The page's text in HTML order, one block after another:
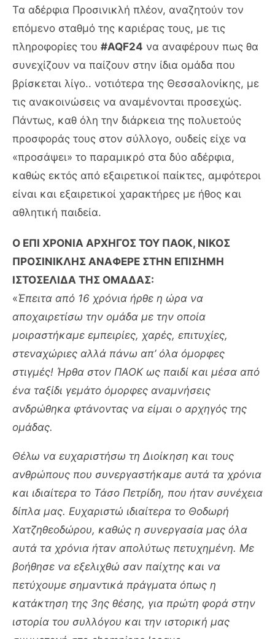
Τα αδέρφια Προσινικλή πλέον, αναζητούν τον
επόμενο σταθμό της καριέρας τους, με τις
πληροφορίες του #AQF24 να αναφέρουν πως θα
συνεχίζουν να παίζουν στην ίδια ομάδα που
βρίσκεται λίγο.. νοτιότερα της Θεσσαλονίκης, με
τις ανακοινώσεις να αναμένονται προσεχώς.
Πάντως, καθ όλη την διάρκεια της πολυετούς
προσφοράς τους στον σύλλογο, ουδείς είχε να
«προσάψει» το παραμικρό στα δύο αδέρφια,
καθώς εκτός από εξαιρετικοί παίκτες, αμφότεροι
είναι και εξαιρετικοί χαρακτήρες με ήθος και
αθλητική παιδεία.
O ΕΠΙ ΧΡΟΝΙΑ ΑΡΧΗΓΟΣ ΤΟΥ ΠΑΟΚ, ΝΙΚΟΣ
ΠΡΟΣΙΝΙΚΛΗΣ ΑΝΑΦΕΡΕ ΣΤΗΝ ΕΠΙΣΗΜΗ
ΙΣΤΟΣΕΛΙΔΑ ΤΗΣ ΟΜΑΔΑΣ:
«Έπειτα από 16 χρόνια ήρθε η ώρα να
αποχαιρετίσω την ομάδα με την οποία
μοιραστήκαμε εμπειρίες, χαρές, επιτυχίες,
στεναχώριες αλλά πάνω απ’ όλα όμορφες
στιγμές! Ήρθα στον ΠΑΟΚ ως παιδί και μέσα από
ένα ταξίδι γεμάτο όμορφες αναμνήσεις
ανδρώθηκα φτάνοντας να είμαι ο αρχηγός της
ομάδας.
Θέλω να ευχαριστήσω τη Διοίκηση και τους
ανθρώπους που συνεργαστήκαμε αυτά τα χρόνια
και ιδιαίτερα το Τάσο Πετρίδη, που ήταν συνέχεια
δίπλα μας. Ευχαριστώ ιδιαίτερα το Θοδωρή
Χατζηθεοδώρου, καθώς η συνεργασία μας όλα
αυτά τα χρόνια ήταν απολύτως πετυχημένη. Με
βοήθησε να εξελιχθώ σαν παίχτης και να
πετύχουμε σημαντικά πράγματα όπως η
κατάκτηση της 3ης θέσης, για πρώτη φορά στην
ιστορία του συλλόγου και την ιστορική μας